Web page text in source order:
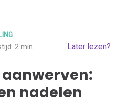
2 min. Later lezen?
nadelen